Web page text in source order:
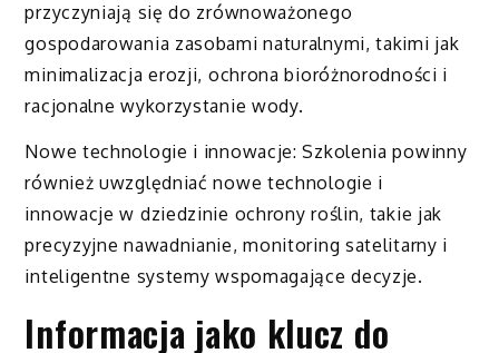
przyczyniają się do zrównoważonego
gospodarowania zasobami naturalnymi, takimi jak
minimalizacja erozji, ochrona bioróżnorodności i
racjonalne wykorzystanie wody.
Nowe technologie i innowacje: Szkolenia powinny
również uwzględniać nowe technologie i
innowacje w dziedzinie ochrony roślin, takie jak
precyzyjne nawadnianie, monitoring satelitarny i
inteligentne systemy wspomagające decyzje.
Informacja jako klucz do